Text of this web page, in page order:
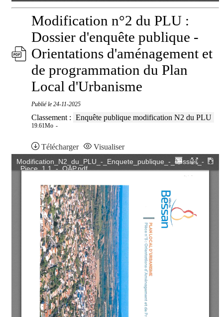
Modification n°2 du PLU :
Dossier d'enquête publique -
Orientations d'aménagement et
de programmation du Plan
Local d'Urbanisme
Publié le 24-11-2025
Classement : Enquête publique modification N2 du PLU
19.61Mo
Télécharger Visualiser